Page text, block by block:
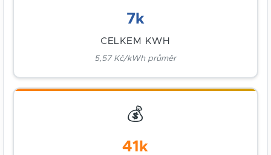
7k
CELKEM KWH
5,57 Kč/kWh průměr
💰
41k